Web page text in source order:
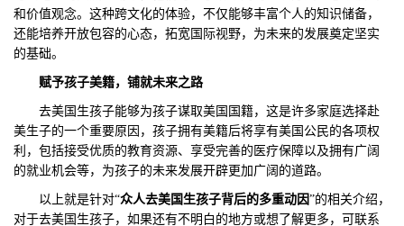
和价值观念。这种跨文化的体验，不仅能够丰富个人的知识储备，
还能培养开放包容的心态，拓宽国际视野，为未来的发展奠定坚实
的基础。
赋予孩子美籍，铺就未来之路
去美国生孩子能够为孩子谋取美国国籍，这是许多家庭选择赴
美生子的一个重要原因，孩子拥有美籍后将享有美国公民的各项权
利，包括接受优质的教育资源、享受完善的医疗保障以及拥有广阔
的就业机会等，为孩子的未来发展开辟更加广阔的道路。
以上就是针对“众人去美国生孩子背后的多重动因”的相关介绍，
对于去美国生孩子，如果还有不明白的地方或想了解更多，可联系